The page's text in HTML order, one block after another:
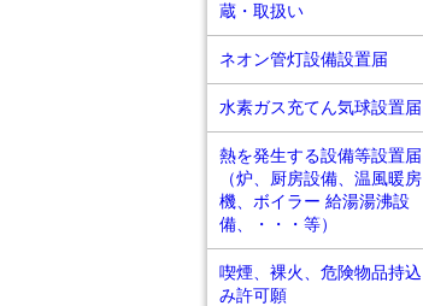
蔵・取扱い
ネオン管灯設備設置届
水素ガス充てん気球設置届
熱を発生する設備等設置届
（炉、厨房設備、温風暖房
機、ボイラー 給湯湯沸設
備、・・・等）
喫煙、裸火、危険物品持込
み許可願